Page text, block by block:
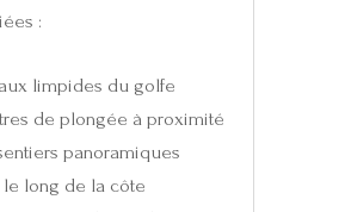
:
limpides du golfe
de plongée à proximité
panoramiques
long de la côte